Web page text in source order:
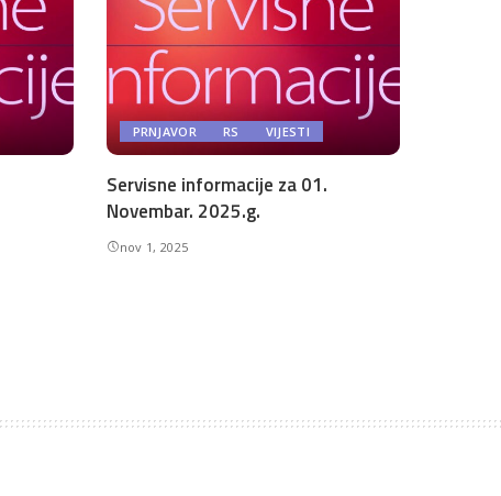
PRNJAVOR RS VIJESTI
Servisne informacije za 01.
Novembar. 2025.g.
nov 1, 2025